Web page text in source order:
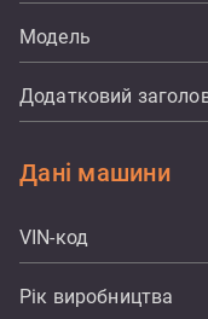
Модель
Додатковий
Дані машини
VIN-код
Рік виробництва